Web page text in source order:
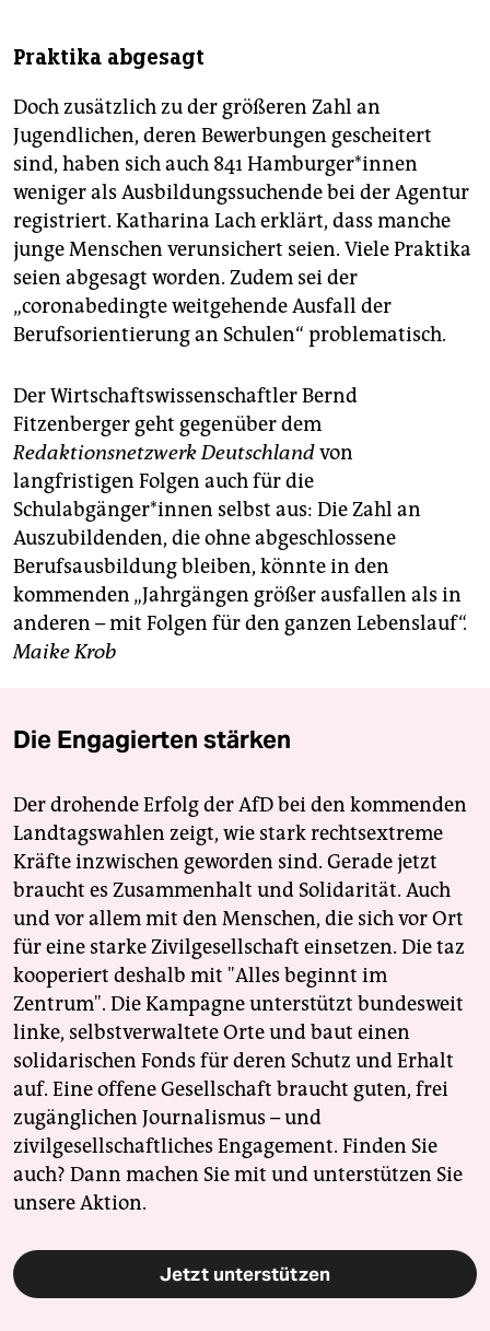
Praktika abgesagt
Doch zusätzlich zu der größeren Zahl an
Jugendlichen, deren Bewerbungen gescheitert
sind, haben sich auch 841 Hamburger*innen
weniger als Ausbildungssuchende bei der Agentur
registriert. Katharina Lach erklärt, dass manche
junge Menschen verunsichert seien. Viele Praktika
seien abgesagt worden. Zudem sei der
„coronabedingte weitgehende Ausfall der
Berufsorientierung an Schulen“ problematisch.
Der Wirtschaftswissenschaftler Bernd
Fitzenberger geht gegenüber dem
Redaktionsnetzwerk Deutschlandvon
langfristigen Folgen auch für die
Schulabgänger*innen selbst aus: Die Zahl an
Auszubildenden, die ohne abgeschlossene
Berufsausbildung bleiben, könnte in den
kommenden „Jahrgängen größer ausfallen als in
anderen – mit Folgen für den ganzen Lebenslauf“.
Maike Krob
Die Engagierten stärken
Der drohende Erfolg der AfD bei den kommenden
Landtagswahlen zeigt, wie stark rechtsextreme
Kräfte inzwischen geworden sind. Gerade jetzt
braucht es Zusammenhalt und Solidarität. Auch
und vor allem mit den Menschen, die sich vor Ort
für eine starke Zivilgesellschaft einsetzen. Die taz
kooperiert deshalb mit "Alles beginnt im
Zentrum". Die Kampagne unterstützt bundesweit
linke, selbstverwaltete Orte und baut einen
solidarischen Fonds für deren Schutz und Erhalt
auf. Eine offene Gesellschaft braucht guten, frei
zugänglichen Journalismus – und
zivilgesellschaftliches Engagement. Finden Sie
auch? Dann machen Sie mit und unterstützen Sie
unsere Aktion.
Jetzt unterstützen